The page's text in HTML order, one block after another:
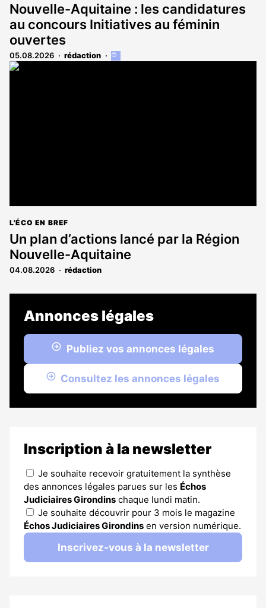
Nouvelle-Aquitaine : les candidatures
au concours Initiatives au féminin
ouvertes
05.08.2026 rédaction
Cet
L'ÉCO EN BREF
Un plan d’actions lancé par la Région
Nouvelle-Aquitaine
04.08.2026 rédaction
Annonces légales
Publiez vos annonces légales
Consultez les annonces légales
Inscription à la newsletter
Je souhaite recevoir gratuitement la synthèse
des annonces légales parues sur les Échos
Judiciaires Girondins chaque lundi matin.
Je souhaite découvrir pour 3 mois le magazine
Échos Judiciaires Girondins en version numérique.
Inscrivez-vous à la newsletter